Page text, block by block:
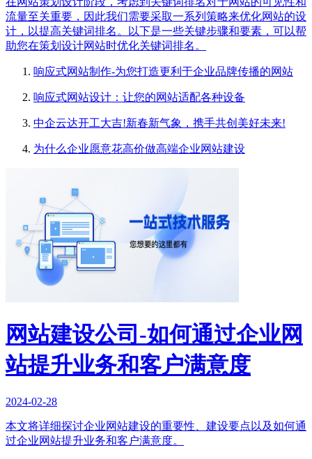
流量至关重要，因此我们需要采取一系列策略来优化网站的设
计，以提高关键词排名。以下是一些关键步骤和要素，可以帮
助您在策划设计网站时优化关键词排名。
响应式网站制作-为您打造更利于企业品牌传播的网站
响应式网站设计：让您的网站适配各种设备
中企云达开工大吉!新春新气象，携手共创美好未来!
为什么企业愿意花高价做高端企业网站建设
网站建设公司-如何通过企业网
站提升业务和客户满意度
2024-02-28
本文将详细探讨企业网站建设的重要性、建设要点以及如何通
过企业网站提升业务和客户满意度。